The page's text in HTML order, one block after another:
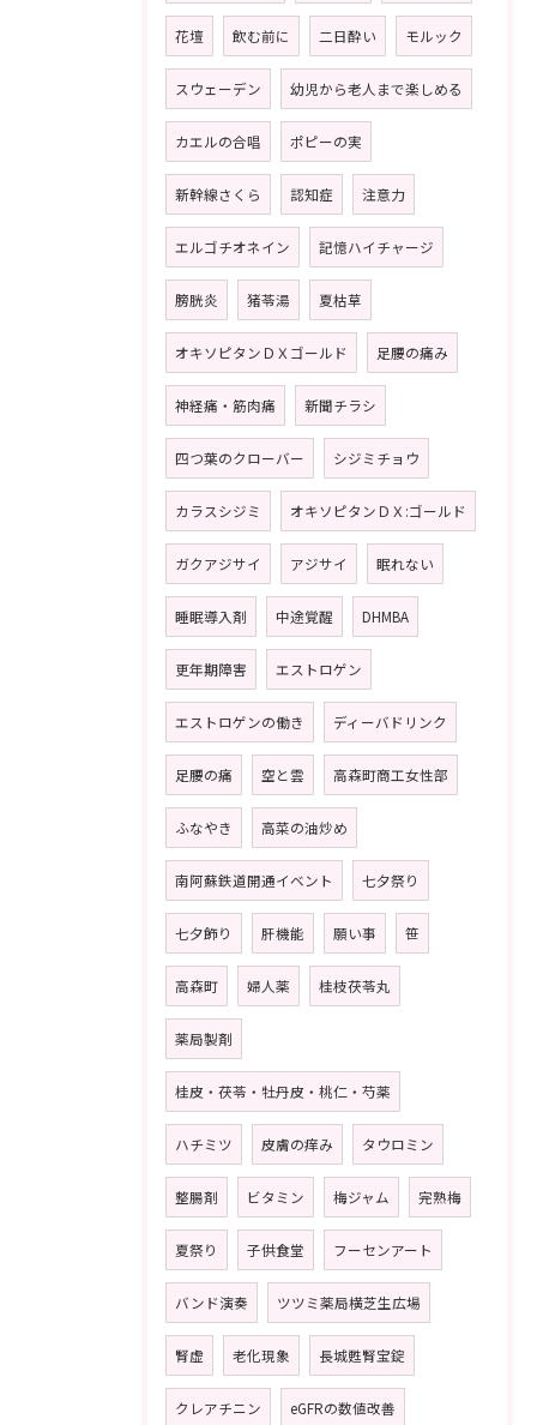
花壇 飲む前に 二日酔い モルック
スウェーデン 幼児から老人まで楽しめる
カエルの合唱 ポピーの実
新幹線さくら 認知症 注意力
エルゴチオネイン 記憶ハイチャージ
膀胱炎 猪苓湯 夏枯草
オキソピタンＤＸゴールド 足腰の痛み
神経痛・筋肉痛 新聞チラシ
四つ葉のクローバー シジミチョウ
カラスシジミ オキソピタンＤＸ:ゴールド
ガクアジサイ アジサイ 眠れない
睡眠導入剤 中途覚醒 DHMBA
更年期障害 エストロゲン
エストロゲンの働き ディーバドリンク
足腰の痛 空と雲 高森町商工女性部
ふなやき 高菜の油炒め
南阿蘇鉄道開通イベント 七夕祭り
七夕飾り 肝機能 願い事 笹
高森町 婦人薬 桂枝茯苓丸
薬局製剤
桂皮・茯苓・牡丹皮・桃仁・芍薬
ハチミツ 皮膚の痒み タウロミン
整腸剤 ビタミン 梅ジャム 完熟梅
夏祭り 子供食堂 フーセンアート
バンド演奏 ツツミ薬局横芝生広場
腎虚 老化現象 長城甦腎宝錠
クレアチニン eGFRの数値改善